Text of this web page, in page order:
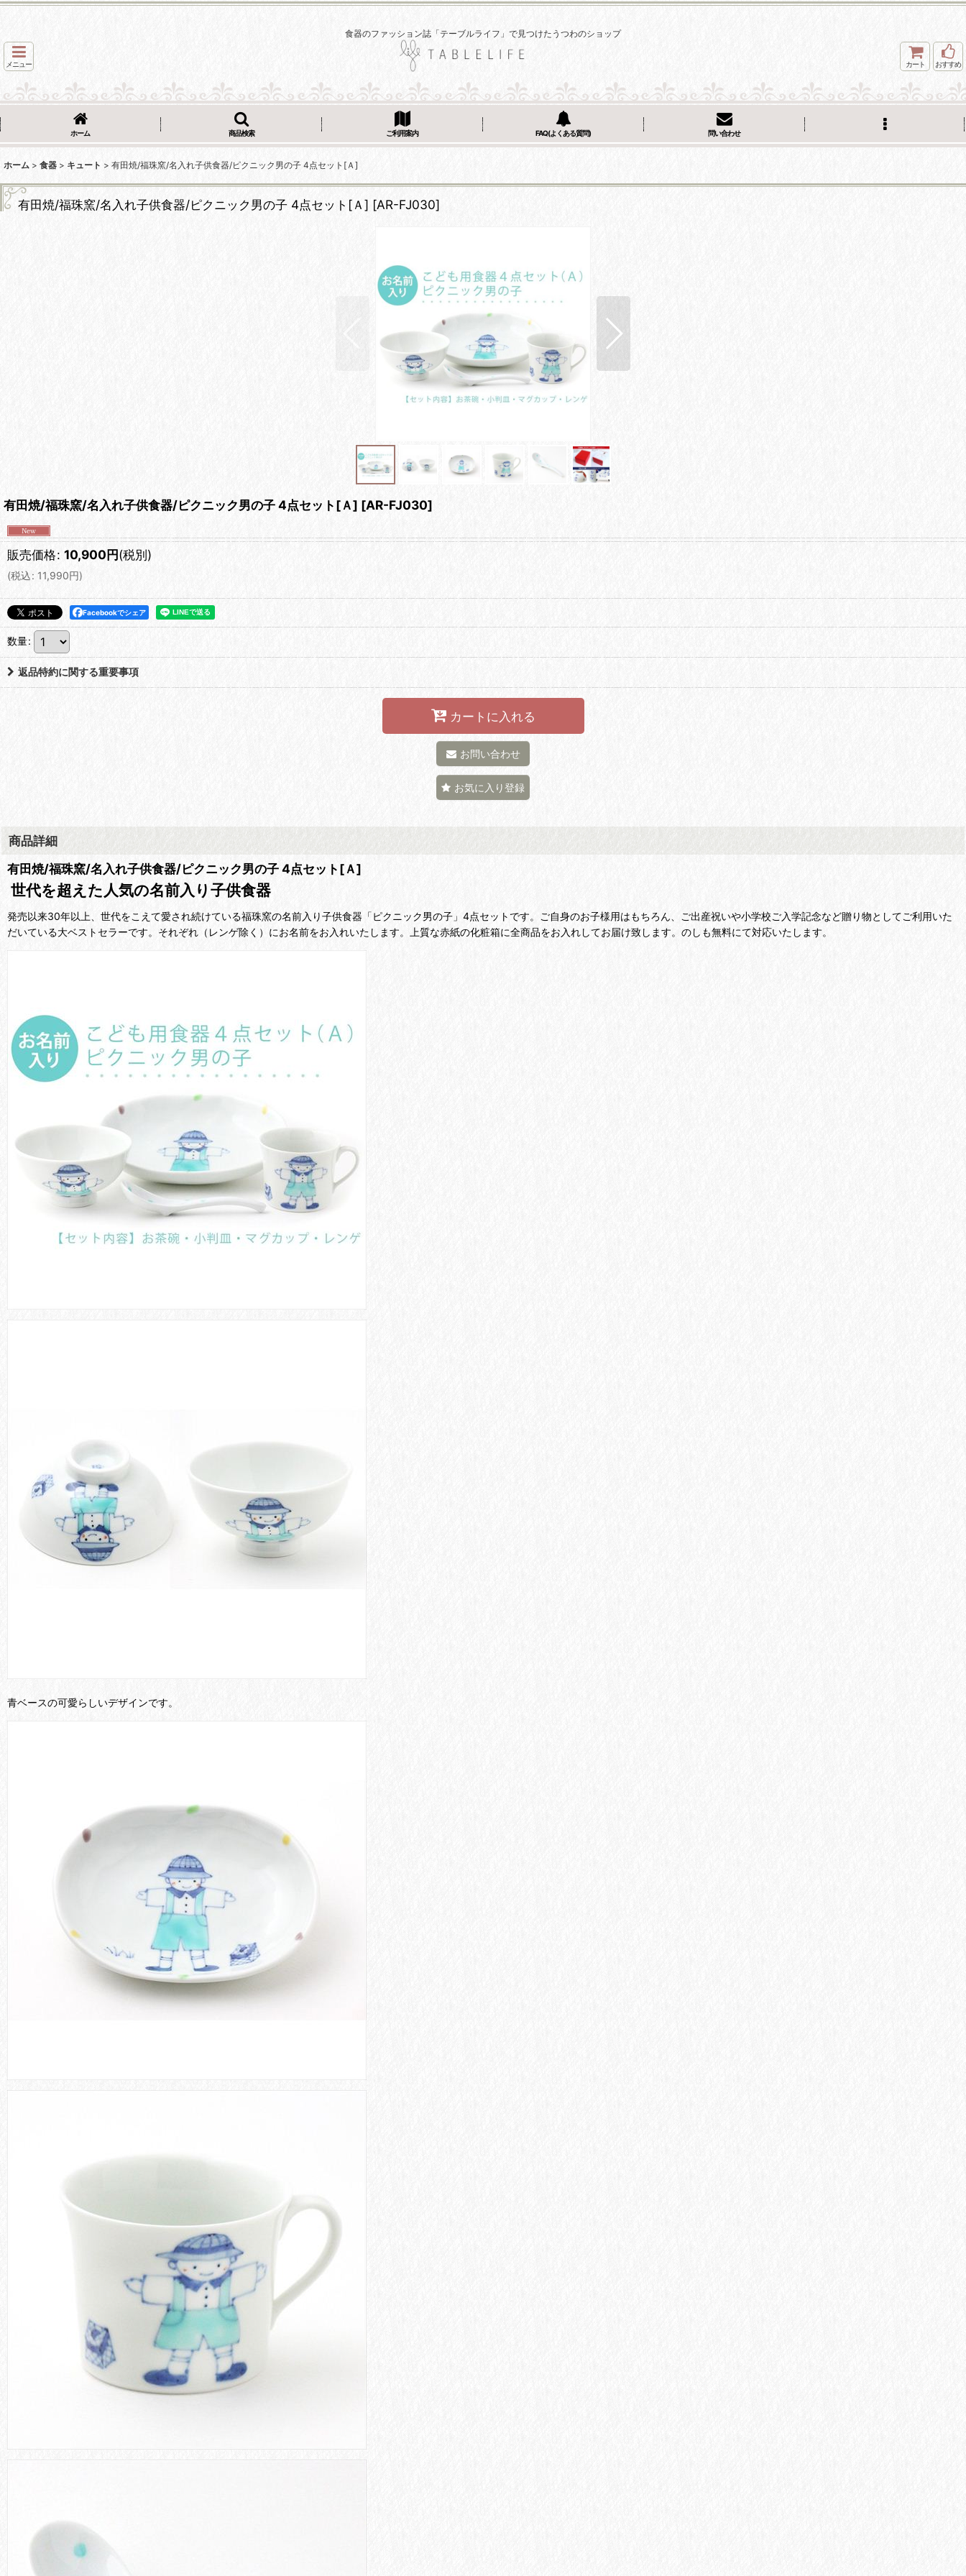
食器のファッション誌「テーブルライフ」で見つけたうつわのショップ
メニュー カート おすすめ
ホーム 商品検索 ご利用案内 FAQ(よくある質問) 問い合わせ
ホーム > 食器 > キュート > 有田焼/福珠窯/名入れ子供食器/ピクニック男の子 4点セット[Ａ]
有田焼/福珠窯/名入れ子供食器/ピクニック男の子 4点セット[Ａ] [AR-FJ030]
有田焼/福珠窯/名入れ子供食器/ピクニック男の子 4点セット[Ａ] [AR-FJ030]
販売価格: 10,900円(税別)
(税込: 11,990円)
Facebookでシェア
数量:
返品特約に関する重要事項
カートに入れる
お問い合わせ
お気に入り登録
商品詳細
有田焼/福珠窯/名入れ子供食器/ピクニック男の子 4点セット[Ａ]
世代を超えた人気の名前入り子供食器
発売以来30年以上、世代をこえて愛され続けている福珠窯の名前入り子供食器「ピクニック男の子」4点セットです。ご自身のお子様用はもちろん、ご出産祝いや小学校ご入学記念など贈り物としてご利用いた
だいている大ベストセラーです。それぞれ（レンゲ除く）にお名前をお入れいたします。上質な赤紙の化粧箱に全商品をお入れしてお届け致します。のしも無料にて対応いたします。
青ベースの可愛らしいデザインです。